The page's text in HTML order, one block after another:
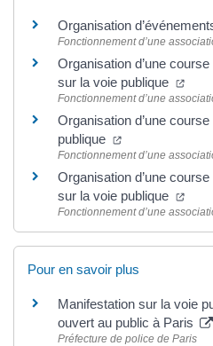
Organisation
Fonctionnement d’une
Organisation d’une
sur la voie publique
Fonctionnement d’une
Organisation d’une
publique
Fonctionnement d’une
Organisation d’une
sur la voie publique
Fonctionnement d’une
Pour en savoir plus
Manifestation sur la voie
ouvert au public à Paris
Préfecture de police de Paris